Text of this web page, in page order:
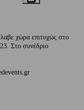
χώρα επιτυχώς στο
Στο συνέδριο